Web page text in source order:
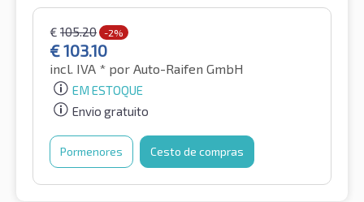
€ 105.20 -2%
€103.10
incl. IVA * por Auto-Raifen GmbH
EM ESTOQUE
Envio gratuito
Pormenores Cesto de compras